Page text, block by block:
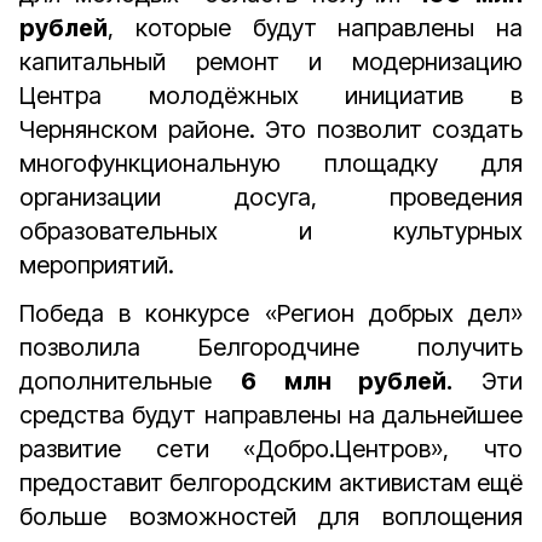
рублей, которые будут направлены на
капитальный ремонт и модернизацию
Центра молодёжных инициатив в
Чернянском районе. Это позволит создать
многофункциональную площадку для
организации досуга, проведения
образовательных и культурных
мероприятий.
Победа в конкурсе «Регион добрых дел»
позволила Белгородчине получить
дополнительные 6 млн рублей. Эти
средства будут направлены на дальнейшее
развитие сети «Добро.Центров», что
предоставит белгородским активистам ещё
больше возможностей для воплощения